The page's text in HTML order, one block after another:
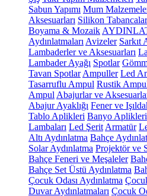
Sabun Yapımı Mum
Aksesuarları Silikon
Boyama & Mozaik
Aydınlatmaları Avizeler Sarkıt
Lambaderler ve Aksesuarları
Lambader Ayağı Spotlar
Tavan Spotlar Ampuller Led
Tasarruflu Ampul Rustik
Ampul Abajurlar ve
Abajur Ayaklığı Fener ve
Tablo Aplikleri Banyo Aplikleri
Lambaları Led Şerit Armatür
Altı Aydınlatma Bahçe
Solar Aydınlatma Projektör ve
Bahçe Feneri ve Meşaleler
Bahçe Set Üstü Aydınlatma
Çocuk Odası Aydınlatma
Duvar Aydınlatmaları Çocuk